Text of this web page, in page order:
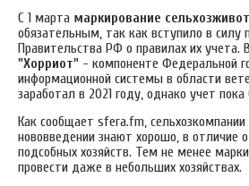
С 1 марта маркирование
обязательным, так как вступило в силу
Правительства РФ о правилах их учета.
"Хорриот" - компоненте Федеральной
информационной системы в области
заработал в 2021 году, однако учет
Как сообщает sfera.fm,
нововведении знают хорошо, в отличие
подсобных хозяйств. Тем не менее
провести даже в небольших хозяйствах.